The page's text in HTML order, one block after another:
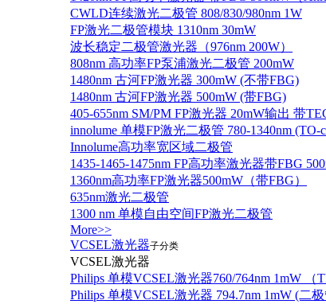
CWLD连续激光二极管 808/830/980nm 1W
FP激光二极管模块 1310nm 30mW
波长稳定二极管激光器（976nm 200W）
808nm 高功率FP泵浦激光二极管 200mW
1480nm 古河FP激光器 300mW (不带FBG)
1480nm 古河FP激光器 500mW (带FBG)
405-655nm SM/PM FP激光器 20mW输出 带
innolume 单模FP激光二极管 780-1340nm
Innolume高功率宽区域二极管
1435-1465-1475nm FP高功率激光器带FBG
1360nm高功率FP激光器500mW（带FBG）
635nm激光二极管
1300 nm 单模自由空间FP激光二极管
More>>
VCSEL激光器子分类
VCSEL激光器
Philips 单模VCSEL激光器760/764nm 1mW （
Philips 单模VCSEL激光器 794.7nm 1mW (二